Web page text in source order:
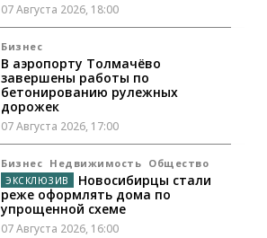
07 Августа 2026, 18:00
Бизнес
В аэропорту Толмачёво
завершены работы по
бетонированию рулежных
дорожек
07 Августа 2026, 17:00
Бизнес Недвижимость Общество
Новосибирцы стали
реже оформлять дома по
упрощенной схеме
07 Августа 2026, 16:00